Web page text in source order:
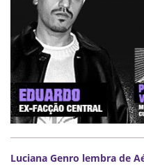
Luciana Genro lembra de